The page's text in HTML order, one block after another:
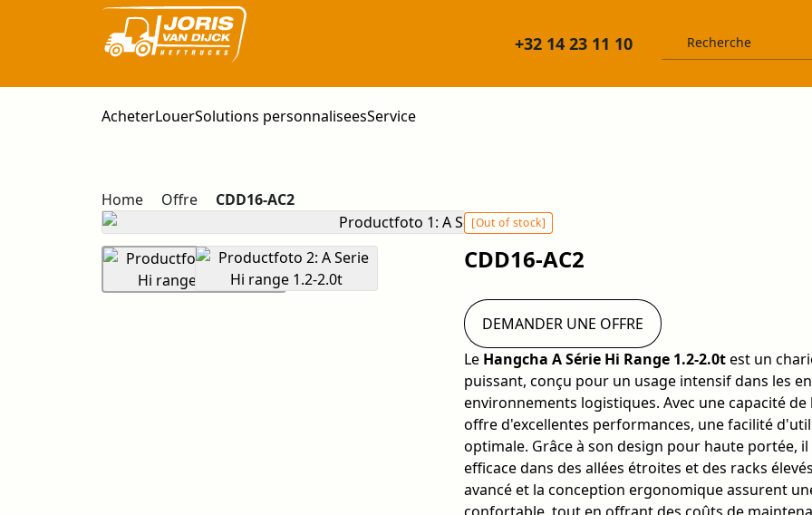
+32 14 23 11 10
AcheterLouerSolutions personnaliseesService
Home Offre CDD16-AC2
[Out of stock]
CDD16-AC2
Le Hangcha A Série Hi Range 1.2-2.0test un
puissant, conçu pour un usage intensif dans les
environnements logistiques. Avec une capacité de
offre d'excellentes performances, une facilité
optimale. Grâce à son design pour haute portée,
efficace dans des allées étroites et des racks
avancé et la conception ergonomique assurent
DEMANDER UNE OFFRE